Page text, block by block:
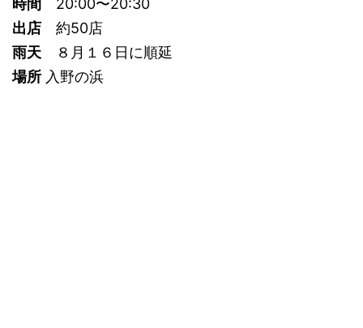
時間 20:00〜20:30
出店 約50店
雨天 ８月１６日に順延
場所 入野の浜